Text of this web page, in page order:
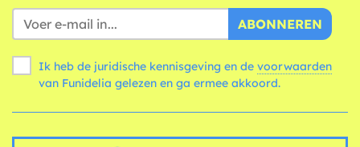
ABONNEREN
Ik heb de juridische kennisgeving en de voorwaarden
van Funidelia gelezen en ga ermee akkoord.